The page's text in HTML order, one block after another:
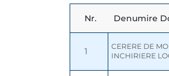
Nr. Denumire
1
CERERE DE
INCHIRIERE